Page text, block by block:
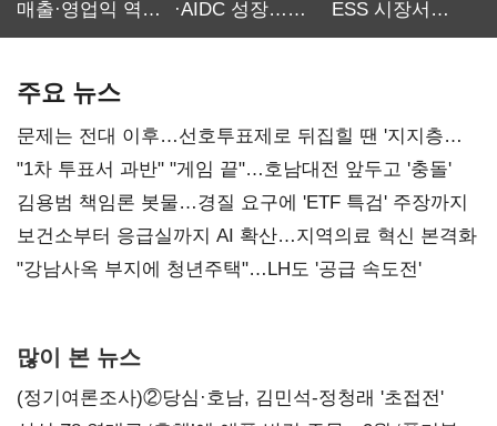
매출·영업익 역대
·AIDC 성장…
ESS 시장서
주요 뉴스
문제는 전대 이후…선호투표제로 뒤집힐 땐 '지지층
불복'
"1차 투표서 과반" "게임 끝"…호남대전 앞두고 '충돌'
김용범 책임론 봇물…경질 요구에 'ETF 특검' 주장까지
보건소부터 응급실까지 AI 확산…지역의료 혁신 본격화
"강남사옥 부지에 청년주택"…LH도 '공급 속도전'
많이 본 뉴스
(정기여론조사)②당심·호남, 김민석-정청래 '초접전'